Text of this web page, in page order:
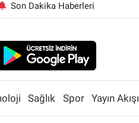
Son Dakika Haberleri
Sağlık Spor Yayın Akışı